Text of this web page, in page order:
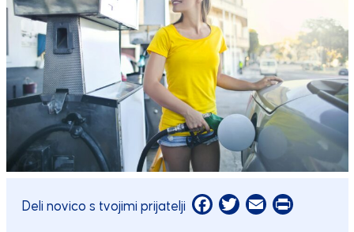
Deli novico s tvojimi prijatelji Facebook
Twitter
EmailPrint